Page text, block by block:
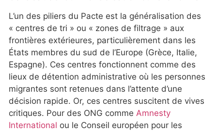
L’un des piliers du Pacte est la généralisation des
« centres de tri » ou « zones de filtrage » aux
frontières extérieures, particulièrement dans les
États membres du sud de l’Europe (Grèce, Italie,
Espagne). Ces centres fonctionnent comme des
lieux de détention administrative où les personnes
migrantes sont retenues dans l’attente d’une
décision rapide. Or, ces centres suscitent de vives
critiques. Pour des ONG comme Amnesty
International ou le Conseil européen pour les